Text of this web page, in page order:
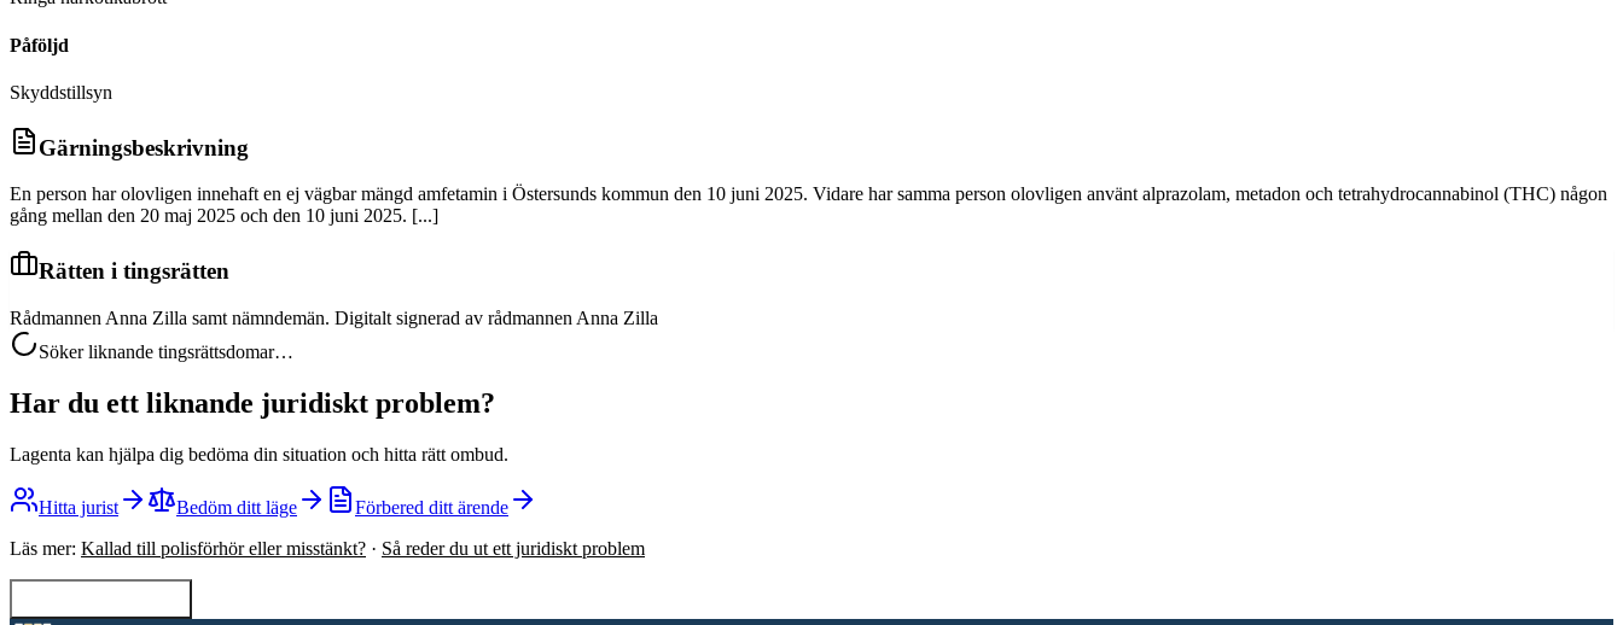
Påföljd
Skyddstillsyn
Gärningsbeskrivning
En person har olovligen innehaft en ej vägbar mängd amfetamin i Östersunds kommun den 10 juni 2025. Vidare har samma person olovligen använt alprazolam, metadon och tetrahydrocannabinol (THC) någon
gång mellan den 20 maj 2025 och den 10 juni 2025. [...]
Rätten i tingsrätten
Rådmannen Anna Zilla samt nämndemän. Digitalt signerad av rådmannen Anna Zilla
Söker liknande tingsrättsdomar…
Har du ett liknande juridiskt problem?
Lagenta kan hjälpa dig bedöma din situation och hitta rätt ombud.
Hitta jurist Bedöm ditt läge
Förbered ditt ärende
Läs mer: Kallad till polisförhör eller misstänkt? · Så reder du ut ett juridiskt problem